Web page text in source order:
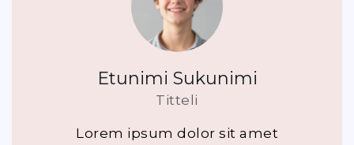
Etunimi Sukunimi
Titteli
Lorem ipsum dolor sit amet